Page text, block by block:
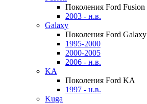
Поколения Ford Fusion
2003 - н.в.
Galaxy
Поколения Ford Galaxy
1995-2000
2000-2005
2006 - н.в.
KA
Поколения Ford KA
1997 - н.в.
Kuga